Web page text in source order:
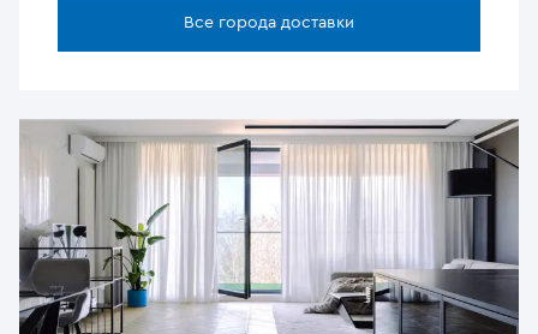
Все города доставки